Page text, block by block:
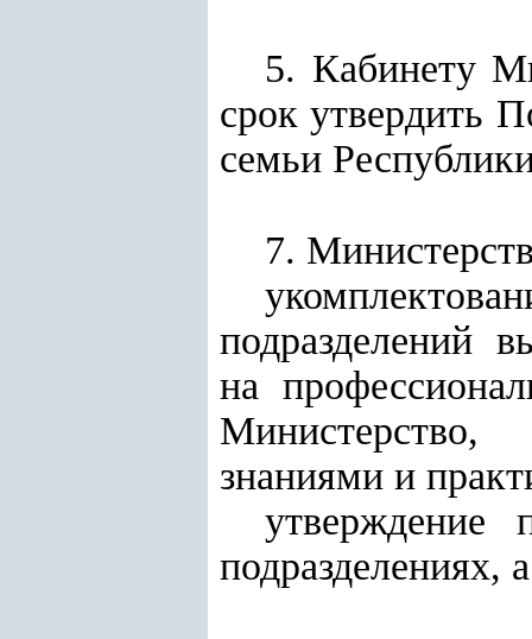
5. Кабинету
срок утвердить
семьи
7.
подразделений
на
Министерство,
знаниями и
утверждение
подразделениях,